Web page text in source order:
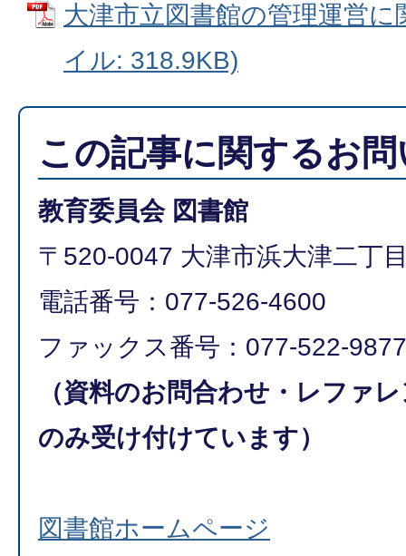
大津市立図書館の管理運営
イル: 318.9KB)
この記事に関するお
教育委員会 図書館
〒520-0047 大津市浜大津二丁
電話番号：077-526-4600
ファックス番号：077-522-9877
（資料のお問合わせ・レファ
のみ受け付けています）
図書館ホームページ